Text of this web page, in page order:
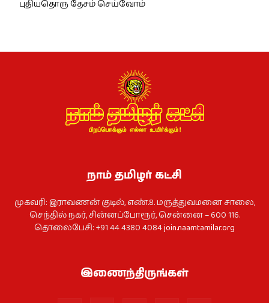
புதியதொரு தேசம் செய்வோம்
நாம் தமிழர் கட்சி
முகவரி: இராவணன் குடில், எண்.8. மருத்துவமனை சாலை,
செந்தில் நகர், சின்னப்போரூர், சென்னை – 600 116.
தொலைபேசி: +91 44 4380 4084join.naamtamilar.org
இணைந்திருங்கள்